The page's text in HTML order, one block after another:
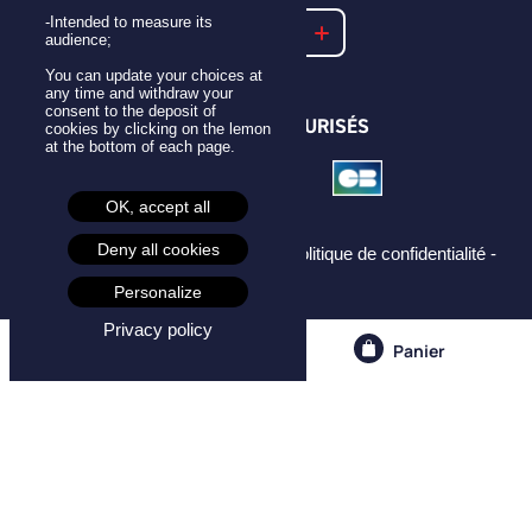
Panier
NOTRE FAQ
PAIEMENTS SÉCURISÉS
Mentions légales -CGU - CGV -
Politique de confidentialité -
Cookies -
-Intended to measure its
audience;
You can update your choices at
any time and withdraw your
consent to the deposit of
cookies by clicking on the lemon
at the bottom of each page.
OK, accept all
Deny all cookies
Personalize
Privacy policy